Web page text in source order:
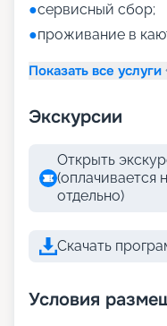
●сервисный сбор;
●проживание в
Показать все услуги
Экскурсии
Открыть
(оплачивается
отдельно)
Скачать
Условия